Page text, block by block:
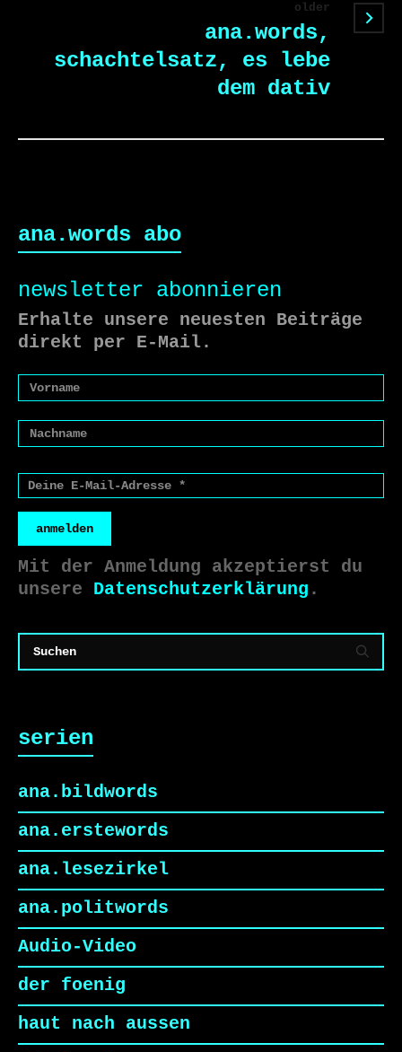
older
ana.words,
schachtelsatz, es lebe
dem dativ
ana.words abo
newsletter abonnieren
Erhalte unsere neuesten Beiträge
direkt per E-Mail.
anmelden
Mit der Anmeldung akzeptierst du
unsere Datenschutzerklärung .
serien
ana.bildwords
ana.erstewords
ana.lesezirkel
ana.politwords
Audio-Video
der foenig
haut nach aussen